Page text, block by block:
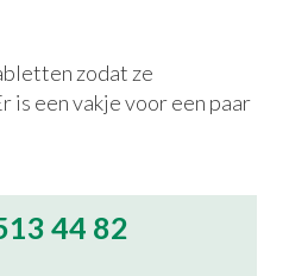
zodat ze
is een vakje voor een paar
44 82